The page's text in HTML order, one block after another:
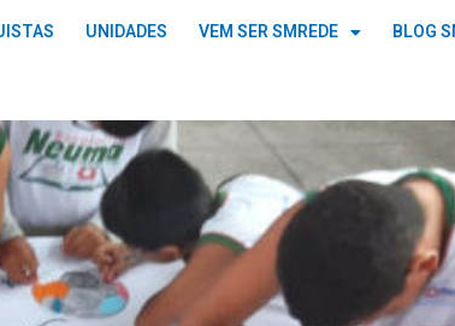
UNIDADES VEM SER SMREDE BLOG